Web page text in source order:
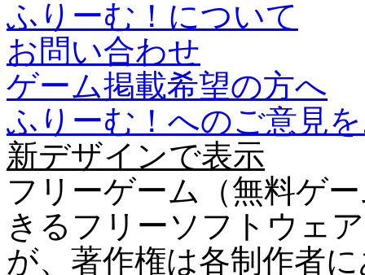
ふりーむ！について
お問い合わせ
ゲーム掲載希望の方へ
ふりーむ！へのご意見
新デザインで表示
フリーゲーム（無料ゲ
きるフリーソフトウェ
が、著作権は各制作者